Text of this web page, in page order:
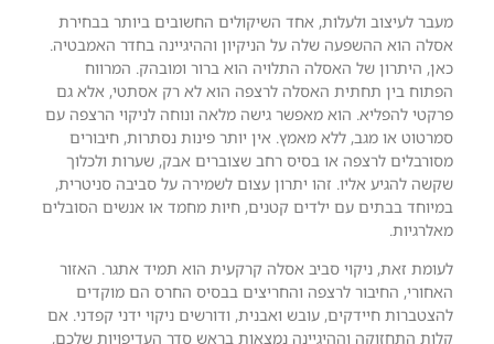
מעבר לעיצוב ולעלות, אחד השיקולים החשובים ביותר בבחירת
אסלה הוא ההשפעה שלה על הניקיון וההיגיינה בחדר האמבטיה.
כאן, היתרון של האסלה התלויה הוא ברור ומובהק. המרווח
הפתוח בין תחתית האסלה לרצפה הוא לא רק אסתטי, אלא גם
פרקטי להפליא. הוא מאפשר גישה מלאה ונוחה לניקוי הרצפה עם
סמרטוט או מגב, ללא מאמץ. אין יותר פינות נסתרות, חיבורים
מסורבלים לרצפה או בסיס רחב שצוברים אבק, שערות ולכלוך
שקשה להגיע אליו. זהו יתרון עצום לשמירה על סביבה סניטרית,
במיוחד בבתים עם ילדים קטנים, חיות מחמד או אנשים הסובלים
מאלרגיות.
לעומת זאת, ניקוי סביב אסלה קרקעית הוא תמיד אתגר. האזור
האחורי, החיבור לרצפה והחריצים בבסיס החרס הם מוקדים
להצטברות חיידקים, עובש ואבנית, ודורשים ניקוי ידני קפדני. אם
קלות התחזוקה וההיגיינה נמצאות בראש סדר העדיפויות שלכם,